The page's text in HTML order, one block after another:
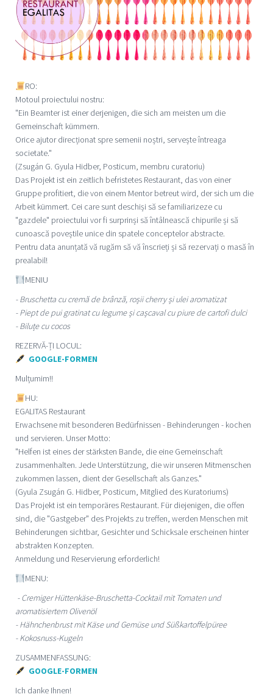
RO:
Motoul proiectului nostru:
"Ein Beamter ist einer derjenigen, die sich am meisten um die
Gemeinschaft kümmern.
Orice ajutor direcționat spre semenii noștri, servește întreaga
societate."
(Zsugán G. Gyula Hidber, Posticum, membru curatoriu)
Das Projekt ist ein zeitlich befristetes Restaurant, das von einer
Gruppe profitiert, die von einem Mentor betreut wird, der sich um die
Arbeit kümmert. Cei care sunt deschiși să se familiarizeze cu
"gazdele" proiectului vor fi surprinși să întâlnească chipurile și să
cunoască poveștile unice din spatele conceptelor abstracte.
Pentru data anunțată vă rugăm să vă înscrieți și să rezervați o masă în
prealabil!
MENIU
- Bruschetta cu cremă de brânză, roșii cherry și ulei aromatizat
- Piept de pui gratinat cu legume și cașcaval cu piure de cartofi dulci
- Biluțe cu cocos
REZERVĂ-ȚI LOCUL:
GOOGLE-FORMEN
Mulțumim!!
HU:
EGALITAS Restaurant
Erwachsene mit besonderen Bedürfnissen - Behinderungen - kochen
und servieren. Unser Motto:
"Helfen ist eines der stärksten Bande, die eine Gemeinschaft
zusammenhalten. Jede Unterstützung, die wir unseren Mitmenschen
zukommen lassen, dient der Gesellschaft als Ganzes."
(Gyula Zsugán G. Hidber, Posticum, Mitglied des Kuratoriums)
Das Projekt ist ein temporäres Restaurant. Für diejenigen, die offen
sind, die "Gastgeber" des Projekts zu treffen, werden Menschen mit
Behinderungen sichtbar, Gesichter und Schicksale erscheinen hinter
abstrakten Konzepten.
Anmeldung und Reservierung erforderlich!
MENU:
- Cremiger Hüttenkäse-Bruschetta-Cocktail mit Tomaten und
aromatisiertem Olivenöl
- Hähnchenbrust mit Käse und Gemüse und Süßkartoffelpüree
- Kokosnuss-Kugeln
ZUSAMMENFASSUNG:
GOOGLE-FORMEN
Ich danke Ihnen!